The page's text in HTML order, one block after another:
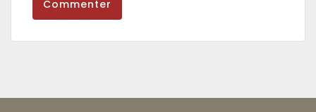
Commenter